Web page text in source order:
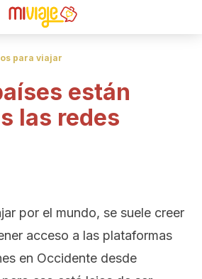
para viajar
están
las redes
por el mundo, se suele creer
acceso a las plataformas
en Occidente desde